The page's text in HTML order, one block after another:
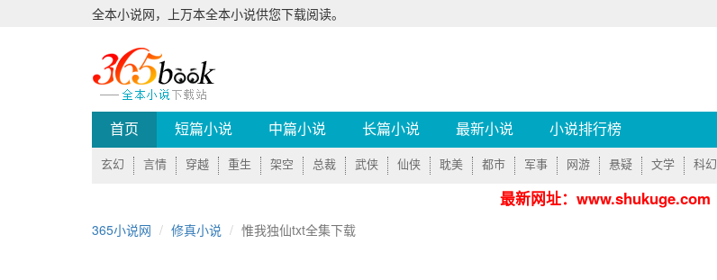
全本小说网，上万本全本小说供您下载阅读。
首页 短篇小说 中篇小说 长篇小说 最新小说 小说排行榜
玄幻 言情 穿越 重生 架空 总裁 武侠 仙侠 耽美 都市 军事 网游 悬疑 文学 科幻
最新网址：www.shukuge.com
365小说网 修真小说 惟我独仙txt全集下载